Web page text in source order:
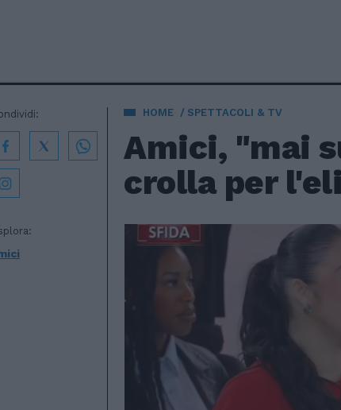
HOME SPETTACOLI & TV
Amici, "mai
crolla per